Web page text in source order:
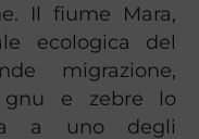
Il fiume Mara,
ecologica del
migrazione,
e zebre lo
a uno degli